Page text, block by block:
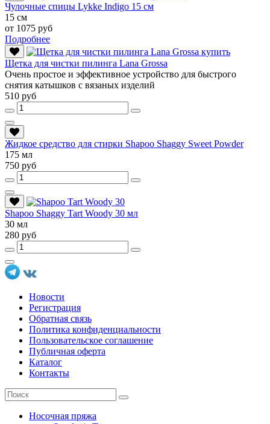
Чулочные спицы Lykke Indigo 15 см
15 см
от 1075 руб
Подробнее
Щетка для чистки пилинга Lana Grossa
Очень простое и эффективное устройство для быстрого
снятия катышков с вязаных изделий
510 руб
Жидкое средство для стирки Shapoo Shaggy Sweet Powder
175 мл
750 руб
Shapoo Shaggy Tart Woody 30 мл
30 мл
280 руб
Новости
Регистрация
Обратная связь
Политика конфиденциальности
Пользовательское соглашение
Публичная оферта
Каталог
Контакты
Носочная пряжа